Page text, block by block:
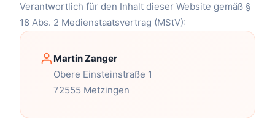
Verantwortlich für den Inhalt dieser Website gemäß §
18 Abs. 2 Medienstaatsvertrag (MStV):
Martin Zanger
Obere Einsteinstraße 1
72555 Metzingen